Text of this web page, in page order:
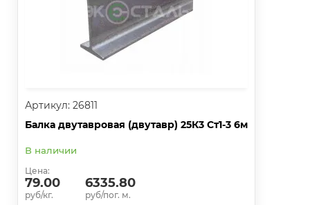
Артикул: 26811
Балка двутавровая (двутавр) 25К3 Ст1-3 6м
В наличии
Цена:
79.00
руб/кг.
6335.80
руб/пог. м.